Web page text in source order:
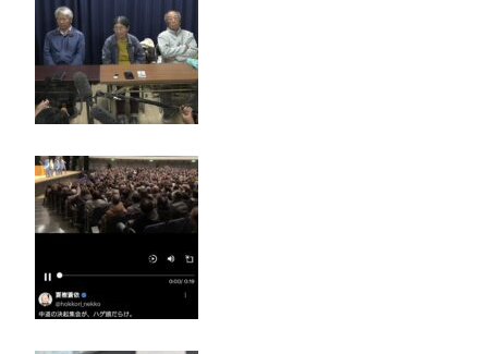
AIに「ドラクエ5の昔風アニメを作って」と命令して
できた作品がこれ、感想よろ
高市早苗さん、憧れのバンドを官邸に招き、自身の
サイン入りドラム・スティックをプレゼントw
かされる「女神の加護を受けしママのサーガ」3巻 今
ガチで “ママ” ブーム来てるよな
【高市動画】こういうオスガキってどうやったら産
まれるの？